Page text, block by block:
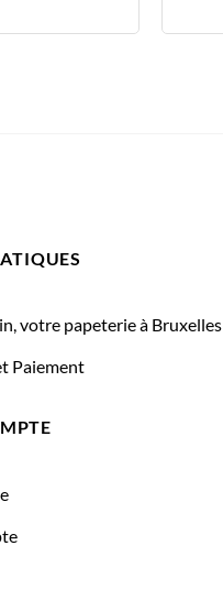
votre papeterie à Bruxelles
Paiement